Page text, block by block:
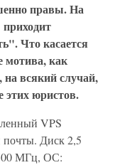
правы. На
Что касается
мотива, как
всякий случай,
юристов.
VPS
почты. Диск 2,5
МГц, ОС: